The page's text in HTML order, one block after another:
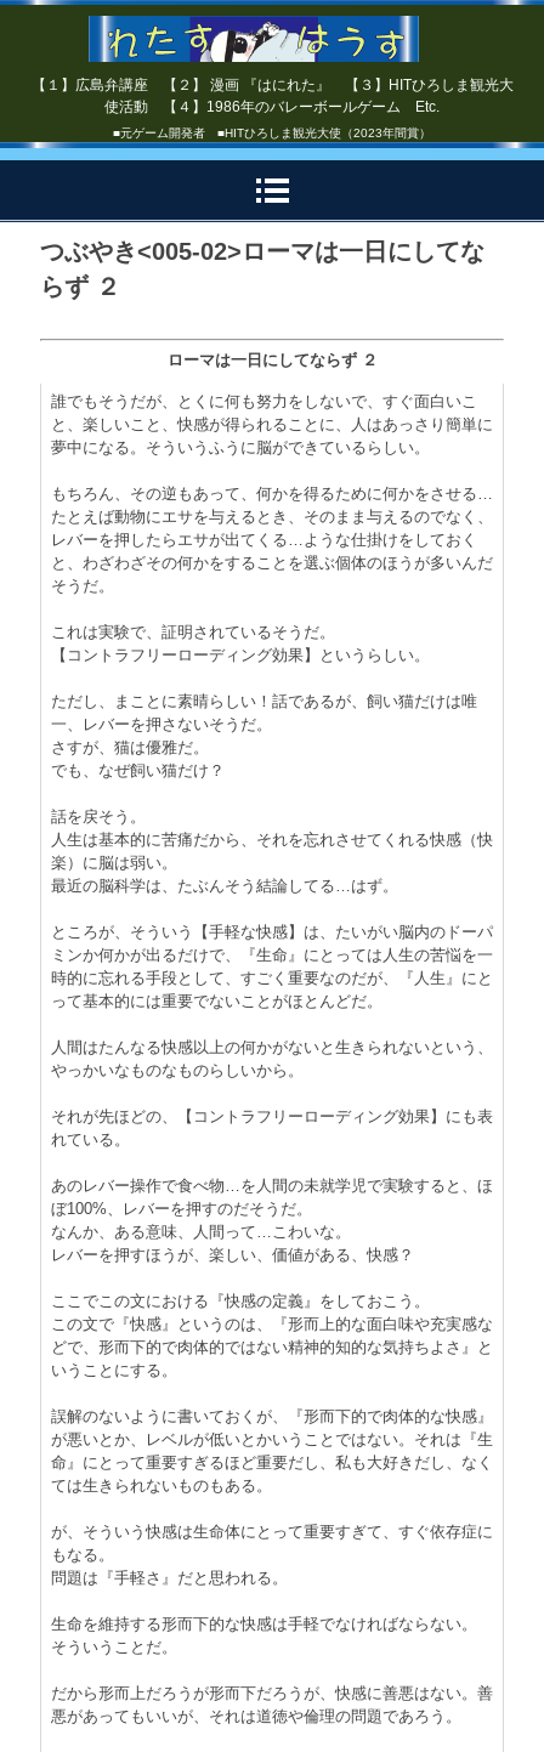
【１】広島弁講座 【２】 漫画 『はにれた』 【３】HITひろしま観光大
使活動 【４】1986年のバレーボールゲーム Etc.
■元ゲーム開発者 ■HITひろしま観光大使（2023年間賞）
つぶやき<005-02>ローマは一日にしてな
らず ２
ローマは一日にしてならず ２
誰でもそうだが、とくに何も努力をしないで、すぐ面白いこ
と、楽しいこと、快感が得られることに、人はあっさり簡単に
夢中になる。そういうふうに脳ができているらしい。
もちろん、その逆もあって、何かを得るために何かをさせる…
たとえば動物にエサを与えるとき、そのまま与えるのでなく、
レバーを押したらエサが出てくる…ような仕掛けをしておく
と、わざわざその何かをすることを選ぶ個体のほうが多いんだ
そうだ。
これは実験で、証明されているそうだ。
【コントラフリーローディング効果】というらしい。
ただし、まことに素晴らしい！話であるが、飼い猫だけは唯
一、レバーを押さないそうだ。
さすが、猫は優雅だ。
でも、なぜ飼い猫だけ？
話を戻そう。
人生は基本的に苦痛だから、それを忘れさせてくれる快感（快
楽）に脳は弱い。
最近の脳科学は、たぶんそう結論してる…はず。
ところが、そういう【手軽な快感】は、たいがい脳内のドーパ
ミンか何かが出るだけで、『生命』にとっては人生の苦悩を一
時的に忘れる手段として、すごく重要なのだが、『人生』にと
って基本的には重要でないことがほとんどだ。
人間はたんなる快感以上の何かがないと生きられないという、
やっかいなものなものらしいから。
それが先ほどの、【コントラフリーローディング効果】にも表
れている。
あのレバー操作で食べ物…を人間の未就学児で実験すると、ほ
ぼ100%、レバーを押すのだそうだ。
なんか、ある意味、人間って…こわいな。
レバーを押すほうが、楽しい、価値がある、快感？
ここでこの文における『快感の定義』をしておこう。
この文で『快感』というのは、『形而上的な面白味や充実感な
どで、形而下的で肉体的ではない精神的知的な気持ちよさ』と
いうことにする。
誤解のないように書いておくが、『形而下的で肉体的な快感』
が悪いとか、レベルが低いとかいうことではない。それは『生
命』にとって重要すぎるほど重要だし、私も大好きだし、なく
ては生きられないものもある。
が、そういう快感は生命体にとって重要すぎて、すぐ依存症に
もなる。
問題は『手軽さ』だと思われる。
生命を維持する形而下的な快感は手軽でなければならない。
そういうことだ。
だから形而上だろうが形而下だろうが、快感に善悪はない。善
悪があってもいいが、それは道徳や倫理の問題であろう。